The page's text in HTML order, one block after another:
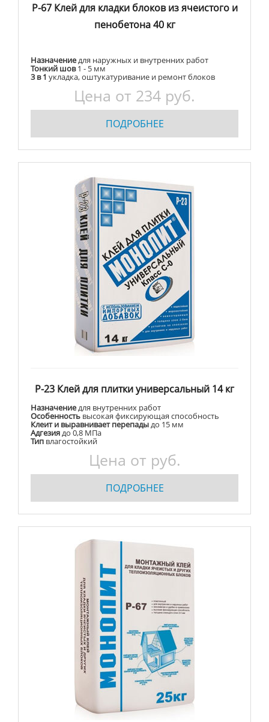
Р-67 Клей для кладки блоков из ячеистого и
пенобетона 40 кг
Назначениедля наружных и внутренних работ
Тонкий шов1 - 5 мм
3 в 1 укладка, оштукатуривание и ремонт блоков
Цена от 234 руб.
ПОДРОБНЕЕ
Р-23 Клей для плитки универсальный 14 кг
Назначениедля внутренних работ
Особенность высокая фиксирующая способность
Клеит и выравнивает перепадыдо 15 мм
Адгезиядо 0,8 МПа
Тип влагостойкий
Цена от руб.
ПОДРОБНЕЕ